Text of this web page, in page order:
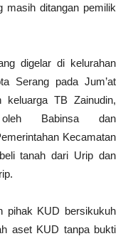
masih ditangan pemilik
digelar di kelurahan
Serang pada Jum’at
keluarga TB Zainudin,
oleh Babinsa dan
Kecamatan
tanah dari Urip dan
pihak KUD bersikukuh
aset KUD tanpa bukti